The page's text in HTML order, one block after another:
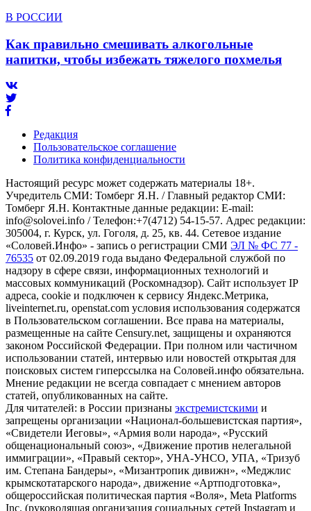
В РОССИИ
Как правильно смешивать алкогольные
напитки, чтобы избежать тяжелого похмелья
Редакция
Пользовательское соглашение
Политика конфиденциальности
Настоящий ресурс может содержать материалы 18+.
Учредитель СМИ: Томберг Я.Н. / Главный редактор СМИ:
Томберг Я.Н. Контактные данные редакции: E-mail:
info@solovei.info / Телефон:+7(4712) 54-15-57. Адрес редакции:
305004, г. Курск, ул. Гоголя, д. 25, кв. 44. Сетевое издание
«Соловей.Инфо» - запись о регистрации СМИ ЭЛ № ФС 77 -
76535 от 02.09.2019 года выдано Федеральной службой по
надзору в сфере связи, информационных технологий и
массовых коммуникаций (Роскомнадзор). Сайт использует IP
адреса, cookie и подключен к сервису Яндекс.Метрика,
liveinternet.ru, openstat.com условия использования содержатся
в Пользовательском соглашении. Все права на материалы,
размещенные на сайте Censury.net, защищены и охраняются
законом Российской Федерации. При полном или частичном
использовании статей, интервью или новостей открытая для
поисковых систем гиперссылка на Соловей.инфо обязательна.
Мнение редакции не всегда совпадает с мнением авторов
статей, опубликованных на сайте.
Для читателей: в России признаны экстремистскими и
запрещены организации «Национал-большевистская партия»,
«Свидетели Иеговы», «Армия воли народа», «Русский
общенациональный союз», «Движение против нелегальной
иммиграции», «Правый сектор», УНА-УНСО, УПА, «Тризуб
им. Степана Бандеры», «Мизантропик дивижн», «Меджлис
крымскотатарского народа», движение «Артподготовка»,
общероссийская политическая партия «Воля», Meta Platforms
Inc. (руководящая организация социальных сетей Instagram и